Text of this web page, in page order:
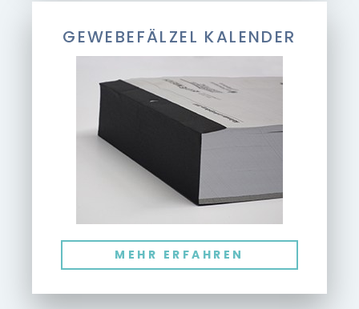
GEWEBEFÄLZEL KALENDER
MEHR ERFAHREN